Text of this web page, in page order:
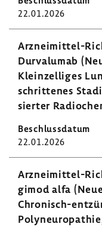
22.01.2026
Arzneimittel-​
Durvalumab
Klein­zelliges
schrit­tenes
sierter
22.01.2026
Arzneimittel-​​​​
gimod alfa
Chronisch-​